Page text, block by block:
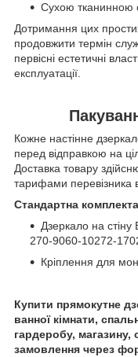
Сухою тканинною
Дотримання цих
продовжити термін
первісні естетичні
експлуатації.
Кожне настінне
перед відправкою на
Доставка товару
тарифами перевізника
Стандартна
Дзеркало на
270-9060-10272-
Кріплення для
Купити прямокутне
ванної кімнати,
гардеробу,
замовлення через